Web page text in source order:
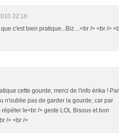
22:16
c'est bien pratique...Biz....<br /> <br />
cette gourde, merci de l'info érika ! Par
n'oublie pas de garder la gourde, car par
le<br /> geste LOL Bisous et bon
/> <br />